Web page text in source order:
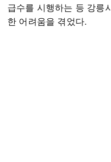
급수를 시행하는 등 강릉
한 어려움을 겪었다.